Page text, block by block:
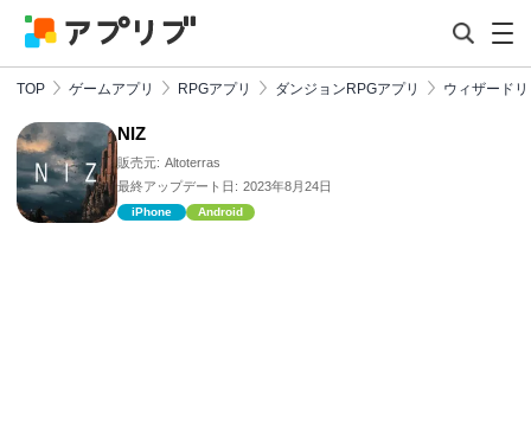
TOP ゲームアプリ RPGアプリ ダンジョンRPGアプリ ウィザード
NIZ
販売元: Altoterras
最終アップデート日: 2023年8月24日
iPhone Android